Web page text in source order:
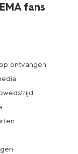
fans
ontvangen